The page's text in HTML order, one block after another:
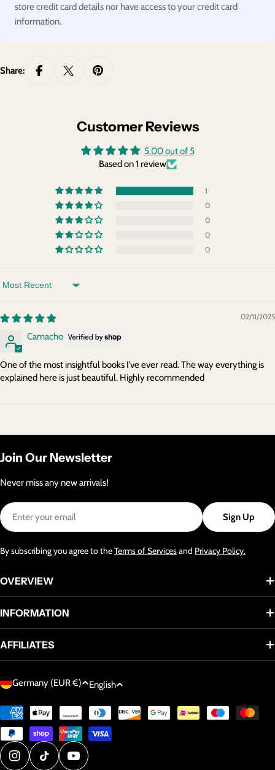
store credit card details nor have access to your credit card
information.
Share:
Customer Reviews
5.00 out of 5
Based on 1 review
1
0
0
0
0
Sort by
02/11/2025
Camacho
One of the most insightful books I’ve ever read. The way everything is
explained here is just beautiful. Highly recommended
Join Our Newsletter
Never miss any new arrivals!
Email
Sign Up
By subscribing you agree to theTerms of Servicesand Privacy Policy.
OVERVIEW
INFORMATION
AFFILIATES
C
u
n
t
r
Germany (EUR €)
L
n
g
English
Payment
methods
InstagramTikTok YouTube